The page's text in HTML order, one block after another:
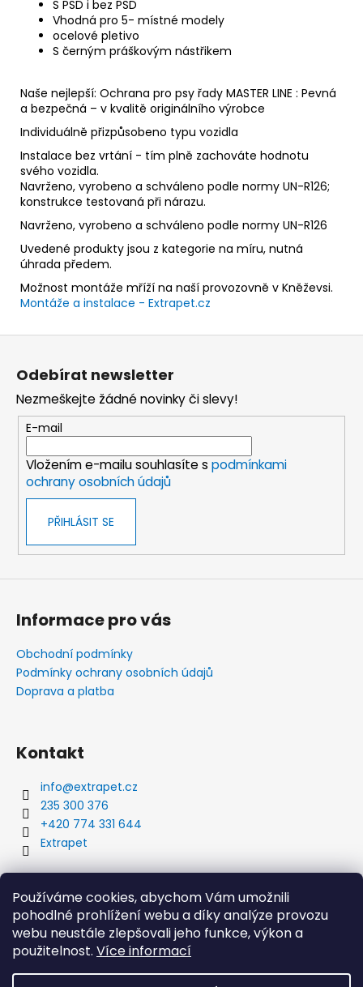
Používáme cookies, abychom Vám umožnili
pohodlné prohlížení webu a díky analýze provozu
webu neustále zlepšovali jeho funkce, výkon a
použitelnost. Více informací
S PSD i bez PSD
Vhodná pro 5- místné modely
ocelové pletivo
S černým práškovým nástřikem
Naše nejlepší: Ochrana pro psy řady MASTER LINE : Pevná
a bezpečná – v kvalitě originálního výrobce
Individuálně přizpůsobeno typu vozidla
Instalace bez vrtání - tím plně zachováte hodnotu
svého vozidla.
Navrženo, vyrobeno a schváleno podle normy UN-R126;
konstrukce testovaná při nárazu.
Navrženo, vyrobeno a schváleno podle normy UN-R126
Uvedené produkty jsou z kategorie na míru, nutná
úhrada předem.
Možnost montáže mříží na naší provozovně v Kněževsi.
Montáže a instalace - Extrapet.cz
Odebírat newsletter
Nezmeškejte žádné novinky či slevy!
E-mail
Vložením e-mailu souhlasíte s podmínkami
ochrany osobních údajů
PŘIHLÁSIT SE
Informace pro vás
Obchodní podmínky
Podmínky ochrany osobních údajů
Doprava a platba
Kontakt
info@extrapet.cz
235 300 376
+420 774 331 644
Extrapet
Vyhledávání